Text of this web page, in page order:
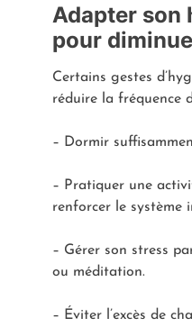
Adapter son
pour
Certains gestes
réduire la fréquence
– Dormir
– Pratiquer une
renforcer le système
– Gérer son stress
ou méditation.
– Éviter l’excès de